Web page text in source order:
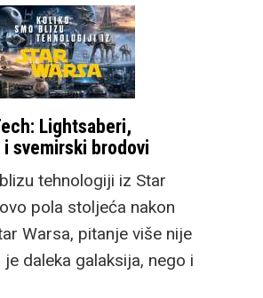
Lightsaberi,
i svemirski brodovi
tehnologiji iz Star
pola stoljeća nakon
Warsa, pitanje više nije
daleka galaksija, nego i